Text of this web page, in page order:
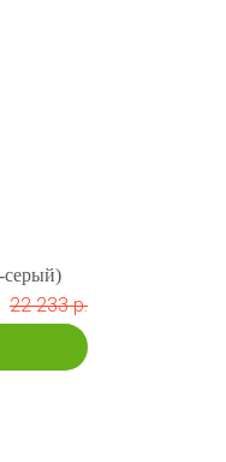
22 233 р.